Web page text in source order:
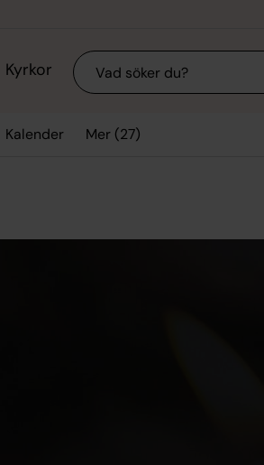
Kyrkor Sök
Kalender Mer (27)